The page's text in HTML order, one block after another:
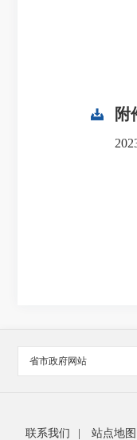
附
省市政府网站
联系我们 站点地图